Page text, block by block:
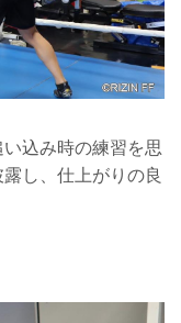
込み時の練習を思
し、仕上がりの良